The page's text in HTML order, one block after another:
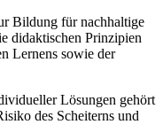
Bildung für nachhaltige
didaktischen Prinzipien
Lernens sowie der
Lösungen gehört
des Scheiterns und